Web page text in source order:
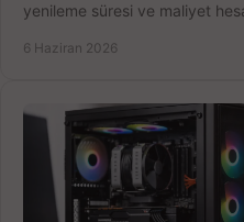
yenileme süresi ve maliyet
6 Haziran 2026